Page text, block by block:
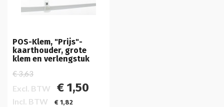
POS-Klem, "Prijs"-
kaarthouder, grote
klem en verlengstuk
€ 3,63
Excl. BTW € 1,50
Incl. BTW € 1,82